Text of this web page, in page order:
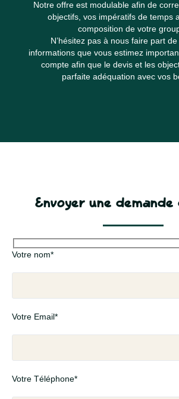
Notre offre est modulable afin de
objectifs, vos impératifs de temps
composition de votre
N’hésitez pas à nous faire part
informations que vous estimez
compte afin que le devis et les
parfaite adéquation avec vos
Envoyer une demande
Votre nom*
Votre Email*
Votre Téléphone*